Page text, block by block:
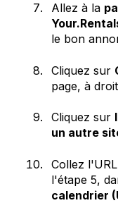
Allez à la
le bon
Cliquez sur
page, à
Cliquez sur
un autre
Collez
l'étape 5,
calendrier